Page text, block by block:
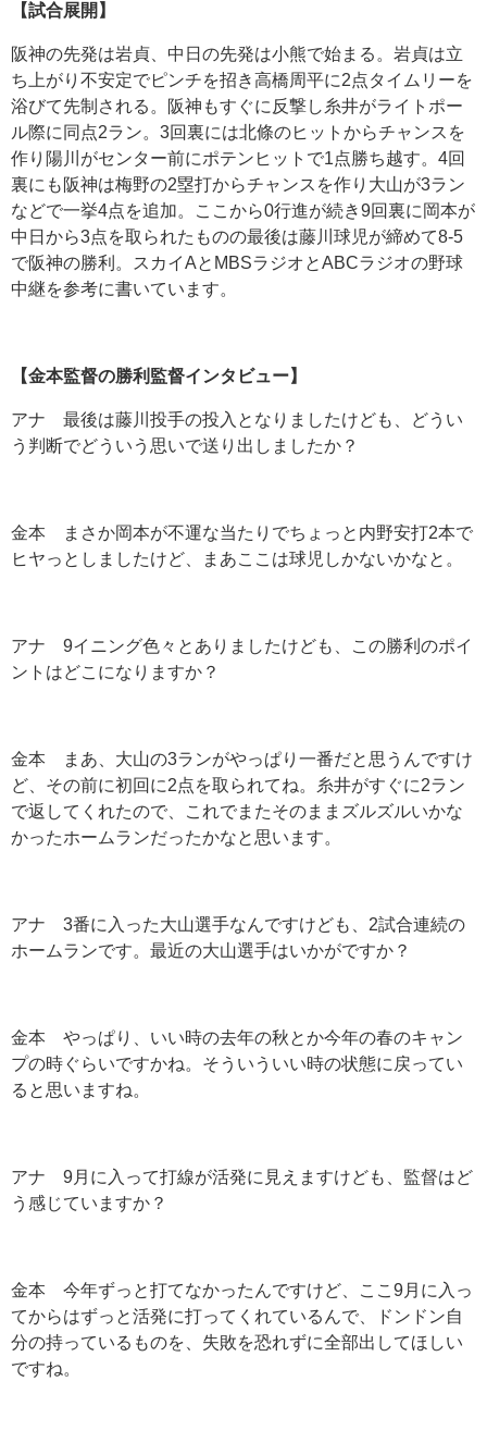
【試合展開】
阪神の先発は岩貞、中日の先発は小熊で始まる。岩貞は立
ち上がり不安定でピンチを招き高橋周平に2点タイムリーを
浴びて先制される。阪神もすぐに反撃し糸井がライトポー
ル際に同点2ラン。3回裏には北條のヒットからチャンスを
作り陽川がセンター前にポテンヒットで1点勝ち越す。4回
裏にも阪神は梅野の2塁打からチャンスを作り大山が3ラン
などで一挙4点を追加。ここから0行進が続き9回裏に岡本が
中日から3点を取られたものの最後は藤川球児が締めて8-5
で阪神の勝利。スカイAとMBSラジオとABCラジオの野球
中継を参考に書いています。
【金本監督の勝利監督インタビュー】
アナ 最後は藤川投手の投入となりましたけども、どうい
う判断でどういう思いで送り出しましたか？
金本 まさか岡本が不運な当たりでちょっと内野安打2本で
ヒヤっとしましたけど、まあここは球児しかないかなと。
アナ 9イニング色々とありましたけども、この勝利のポイ
ントはどこになりますか？
金本 まあ、大山の3ランがやっぱり一番だと思うんですけ
ど、その前に初回に2点を取られてね。糸井がすぐに2ラン
で返してくれたので、これでまたそのままズルズルいかな
かったホームランだったかなと思います。
アナ 3番に入った大山選手なんですけども、2試合連続の
ホームランです。最近の大山選手はいかがですか？
金本 やっぱり、いい時の去年の秋とか今年の春のキャン
プの時ぐらいですかね。そういういい時の状態に戻ってい
ると思いますね。
アナ 9月に入って打線が活発に見えますけども、監督はど
う感じていますか？
金本 今年ずっと打てなかったんですけど、ここ9月に入っ
てからはずっと活発に打ってくれているんで、ドンドン自
分の持っているものを、失敗を恐れずに全部出してほしい
ですね。